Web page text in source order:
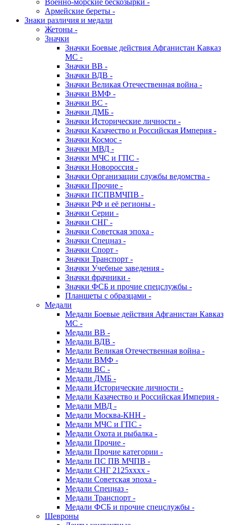
Военно-морские бескозырки -
Армейские береты -
Знаки различия и медали
Жетоны -
Значки
Значки Боевые действия Афганистан Кавказ
МС -
Значки ВВ -
Значки ВДВ -
Значки Великая Отечественная война -
Значки ВМФ -
Значки ВС -
Значки ДМБ -
Значки Исторические личности -
Значки Казачество и Российская Империя -
Значки Космос -
Значки МВД -
Значки МЧС и ГПС -
Значки Новороссия -
Значки Организации службы ведомства -
Значки Прочие -
Значки ПСПВМЧПВ -
Значки РФ и её регионы -
Значки Серии -
Значки СНГ -
Значки Советская эпоха -
Значки Спецназ -
Значки Спорт -
Значки Транспорт -
Значки Учебные заведения -
Значки фрачники -
Значки ФСБ и прочие спецслужбы -
Планшеты с образцами -
Медали
Медали Боевые действия Афганистан Кавказ
МС -
Медали ВВ -
Медали ВДВ -
Медали Великая Отечественная война -
Медали ВМФ -
Медали ВС -
Медали ДМБ -
Медали Исторические личности -
Медали Казачество и Российская Империя -
Медали МВД -
Медали Москва-КНН -
Медали МЧС и ГПС -
Медали Охота и рыбалка -
Медали Прочие -
Медали Прочие категории -
Медали ПС ПВ МЧПВ -
Медали СНГ 2125хххх -
Медали Советская эпоха -
Медали Спецназ -
Медали Транспорт -
Медали ФСБ и прочие спецслужбы -
Шевроны